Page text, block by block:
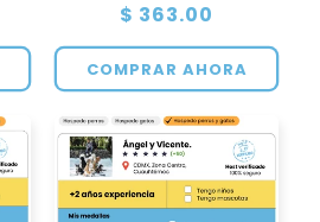
Precio
habitual
$ 363.00
COMPRAR AHORA